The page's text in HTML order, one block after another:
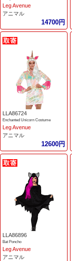
Leg Avenue
アニマル
14700円
LLA86724
Enchanted Unicorn Costume
Leg Avenue
アニマル
12600円
LLA86896
Bat Poncho
Leg Avenue
アニマル